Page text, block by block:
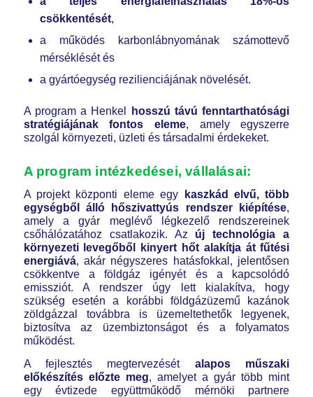
csökkentését,
a működés karbonlábnyomának számottevő
mérséklését és
a gyártóegység rezilienciájának növelését.
A program a Henkel
hosszú távú fenntarthatósági
stratégiájának fontos eleme, amely egyszerre
szolgál környezeti, üzleti és társadalmi érdekeket.
A program intézkedései, vállalásai:
A projekt központi eleme egy
kaszkád elvű, több
egységből álló hőszivattyús rendszer kiépítése,
amely a gyár meglévő légkezelő rendszereinek
csőhálózatához csatlakozik. Az új technológia a
környezeti levegőből kinyert hőt alakítja át fűtési
energiává, akár négyszeres hatásfokkal, jelentősen
csökkentve a földgáz igényét és a kapcsolódó
emissziót. A rendszer úgy lett kialakítva, hogy
szükség esetén a korábbi földgázüzemű kazánok
zöldgázzal továbbra is üzemeltethetők legyenek,
biztosítva az üzembiztonságot és a folyamatos
működést.
A fejlesztés megtervezését alapos műszaki
előkészítés előzte meg, amelyet a gyár több mint
egy évtizede együttműködő mérnöki partnere